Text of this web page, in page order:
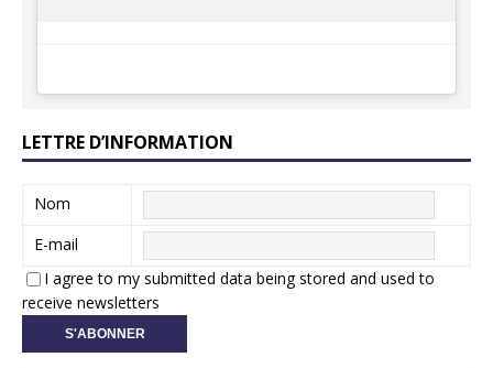
LETTRE D’INFORMATION
Nom
E-mail
I agree to my submitted data being stored and used to
receive newsletters